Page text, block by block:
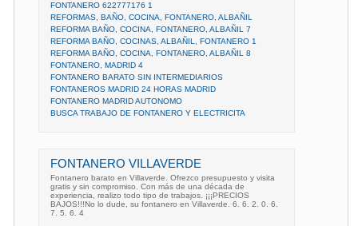
FONTANERO 622777176 1
REFORMAS, BAÑO, COCINA, FONTANERO, ALBAÑIL
REFORMA BAÑO, COCINA, FONTANERO, ALBAÑIL 7
REFORMA BAÑO, COCINAS, ALBAÑIL, FONTANERO 1
REFORMA BAÑO, COCINA, FONTANERO, ALBAÑIL 8
FONTANERO, MADRID 4
FONTANERO BARATO SIN INTERMEDIARIOS
FONTANEROS MADRID 24 HORAS MADRID
FONTANERO MADRID AUTONOMO
BUSCA TRABAJO DE FONTANERO Y ELECTRICITA
FONTANERO VILLAVERDE
Fontanero barato en Villaverde. Ofrezco presupuesto y visita
gratis y sin compromiso. Con más de una década de
experiencia, realizo todo tipo de trabajos. ¡¡¡PRECIOS
BAJOS!!!No lo dude, su fontanero en Villaverde. 6. 6. 2. 0. 6.
7. 5. 6. 4